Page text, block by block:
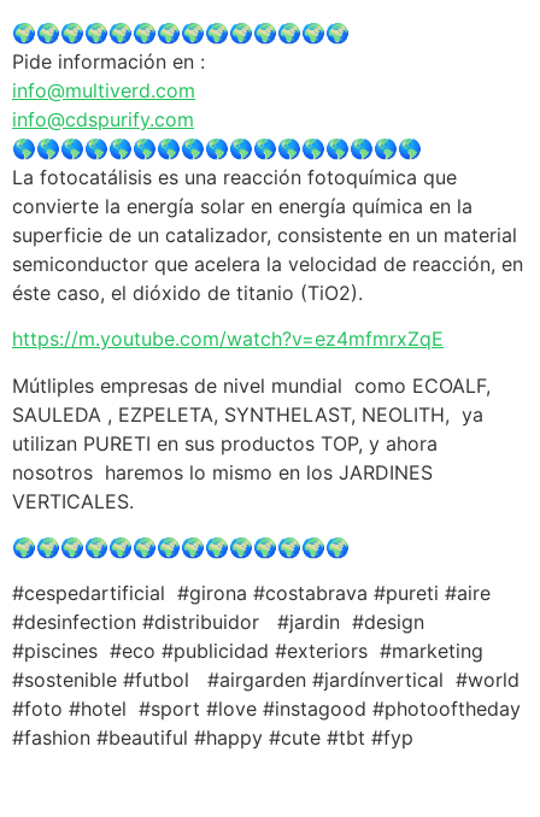
🌍🌍🌍🌍🌍🌍🌍🌍🌍🌍🌍🌍🌍🌍
Pide información en :
info@multiverd.com
info@cdspurify.com
🌎🌎🌎🌎🌎🌎🌎🌎🌎🌎🌎🌎🌎🌎🌎🌎🌎
La fotocatálisis es una reacción fotoquímica que
convierte la energía solar en energía química en la
superficie de un catalizador, consistente en un material
semiconductor que acelera la velocidad de reacción, en
éste caso, el dióxido de titanio (TiO2).
https://m.youtube.com/watch?v=ez4mfmrxZqE
Mútliples empresas de nivel mundial como ECOALF,
SAULEDA , EZPELETA, SYNTHELAST, NEOLITH, ya
utilizan PURETI en sus productos TOP, y ahora
nosotros haremos lo mismo en los JARDINES
VERTICALES.
🌍🌍🌍🌍🌍🌍🌍🌍🌍🌍🌍🌍🌍🌍
#cespedartificial #girona #costabrava #pureti #aire
#desinfection #distribuidor #jardin #design
#piscines #eco #publicidad #exteriors #marketing
#sostenible #futbol #airgarden #jardínvertical #world
#foto #hotel #sport #love #instagood #photooftheday
#fashion #beautiful #happy #cute #tbt #fyp